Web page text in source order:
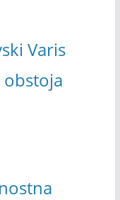
Varis